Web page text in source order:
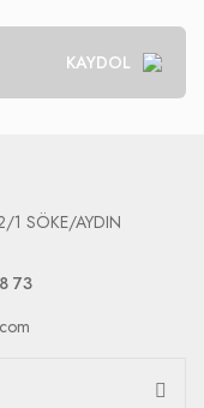
KAYDOL
1 SÖKE/AYDIN
73